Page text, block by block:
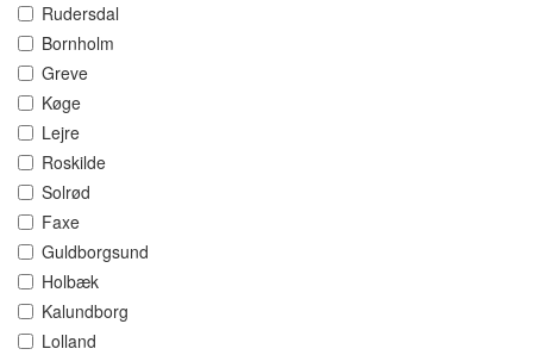
Rudersdal
Bornholm
Greve
Køge
Lejre
Roskilde
Solrød
Faxe
Guldborgsund
Holbæk
Kalundborg
Lolland